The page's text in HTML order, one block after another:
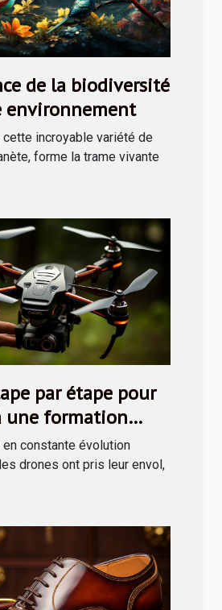
de la biodiversité
environnement
incroyable variété de
forme la trame vivante
par étape pour
une formation
CPF
en constante évolution
drones ont pris leur envol,